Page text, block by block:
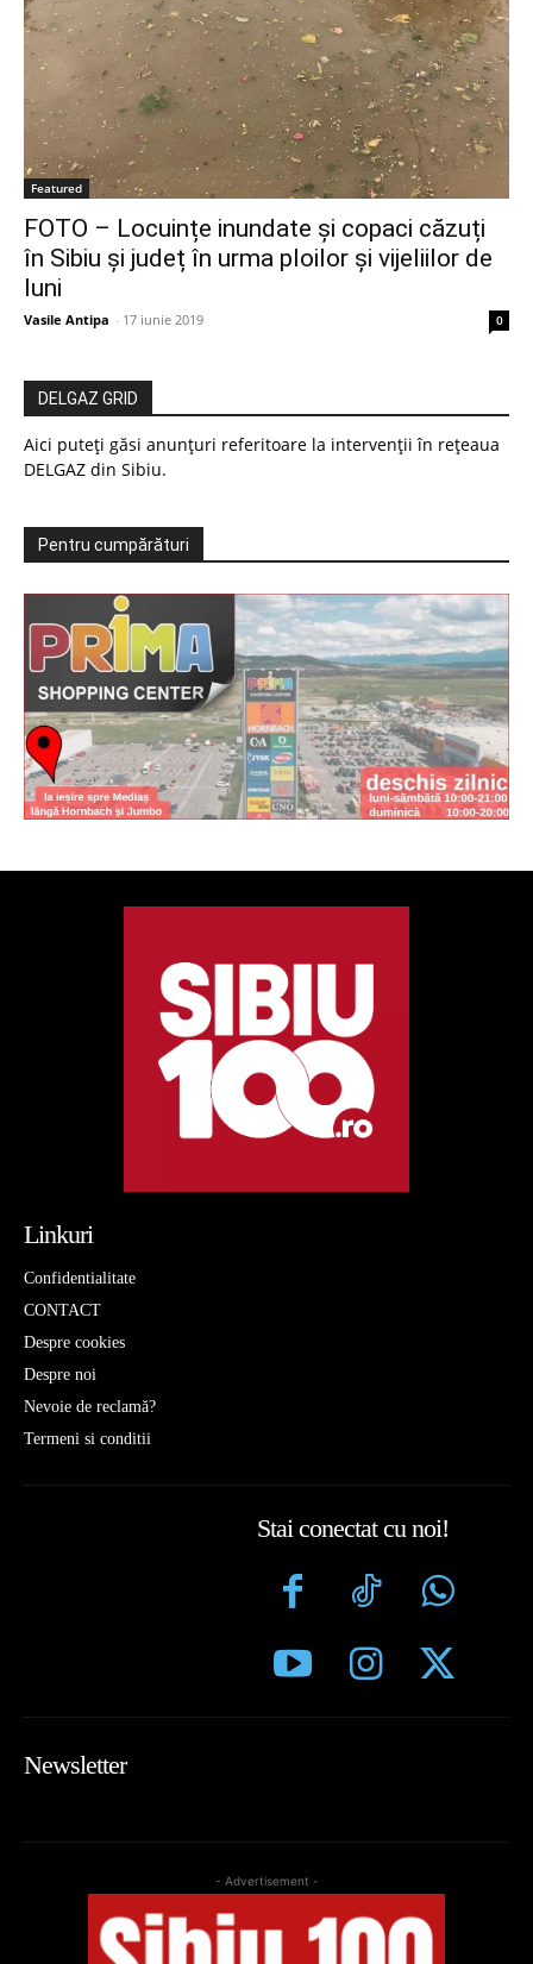
Featured
FOTO – Locuințe inundate și copaci căzuți
în Sibiu și județ în urma ploilor și vijeliilor de
luni
Vasile Antipa - 17 iunie 2019 0
DELGAZ GRID
Aici puteți găsi anunțuri referitoare la intervenții în rețeaua
DELGAZ din Sibiu.
Pentru cumpărături
Linkuri
Confidentialitate
CONTACT
Despre cookies
Despre noi
Nevoie de reclamă?
Termeni si conditii
Stai conectat cu noi!
Newsletter
- Advertisement -